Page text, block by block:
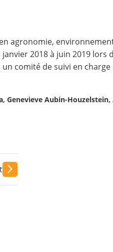
agronomie,
2018 à juin 2019 lors
comité de suivi en
Genevieve Aubin-